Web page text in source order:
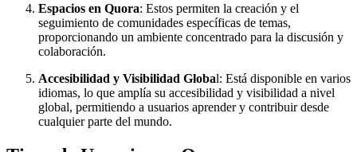
Espacios en Quora: Estos permiten la creación y el
seguimiento de comunidades específicas de temas,
proporcionando un ambiente concentrado para la discusión y
colaboración.
Accesibilidad y Visibilidad Global: Está disponible en varios
idiomas, lo que amplía su accesibilidad y visibilidad a nivel
global, permitiendo a usuarios aprender y contribuir desde
cualquier parte del mundo.